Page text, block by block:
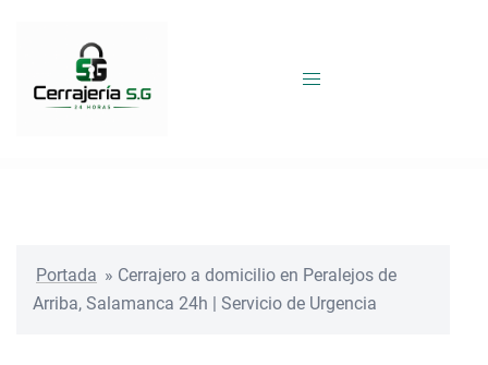
Portada » Cerrajero a domicilio en Peralejos de
Arriba, Salamanca 24h | Servicio de Urgencia